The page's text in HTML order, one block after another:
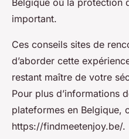
Belgique où la protection
important.
Ces conseils sites de
d’aborder cette
restant maître de votre
Pour plus d’informations
plateformes en Belgique,
https://findmeetenjoy.be/.